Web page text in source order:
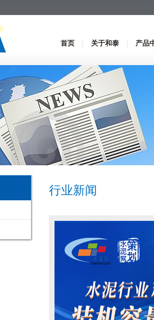
首页 关于和泰 产品
行业新闻